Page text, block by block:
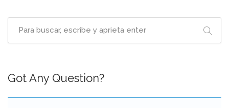
Got Any Question?